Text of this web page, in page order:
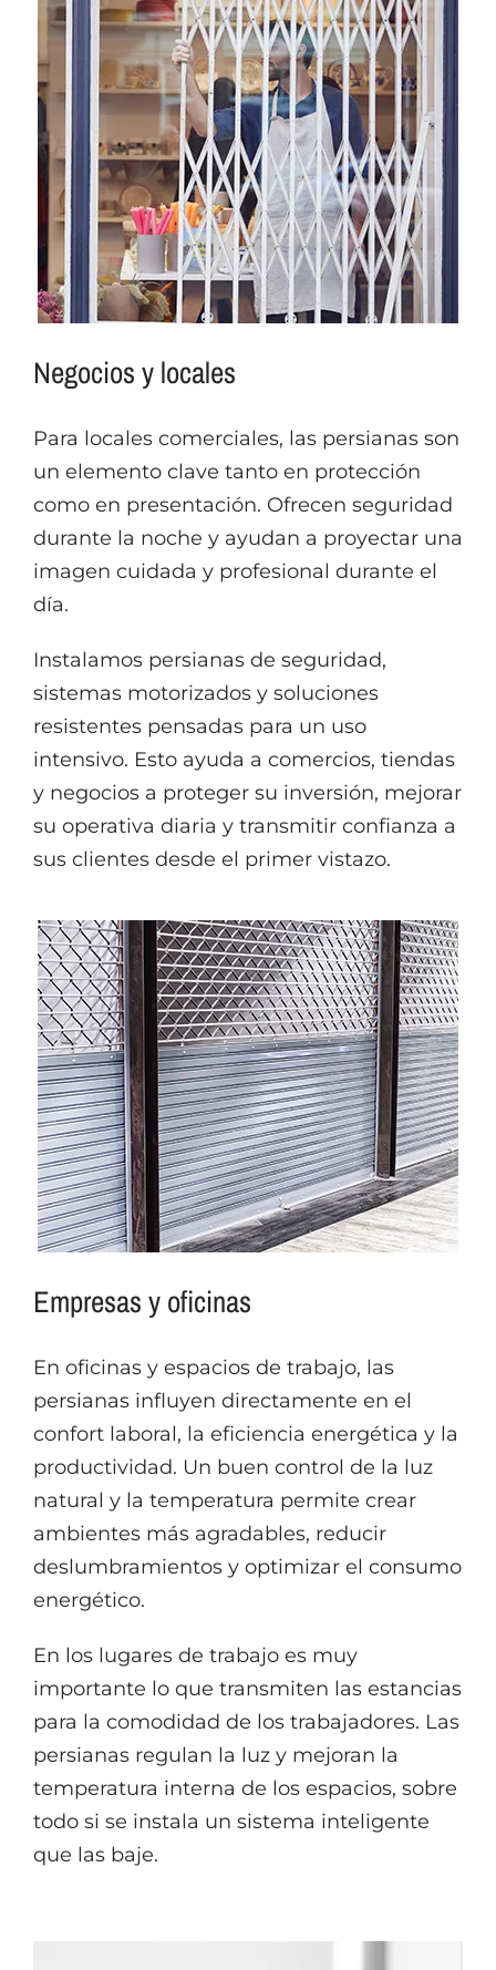
Negocios y locales
Para locales comerciales, las persianas son
un elemento clave tanto en protección
como en presentación. Ofrecen seguridad
durante la noche y ayudan a proyectar una
imagen cuidada y profesional durante el
día.
Instalamos persianas de seguridad,
sistemas motorizados y soluciones
resistentes pensadas para un uso
intensivo. Esto ayuda a comercios, tiendas
y negocios a proteger su inversión, mejorar
su operativa diaria y transmitir confianza a
sus clientes desde el primer vistazo.
Empresas y oficinas
En oficinas y espacios de trabajo, las
persianas influyen directamente en el
confort laboral, la eficiencia energética y la
productividad. Un buen control de la luz
natural y la temperatura permite crear
ambientes más agradables, reducir
deslumbramientos y optimizar el consumo
energético.
En los lugares de trabajo es muy
importante lo que transmiten las estancias
para la comodidad de los trabajadores. Las
persianas regulan la luz y mejoran la
temperatura interna de los espacios, sobre
todo si se instala un sistema inteligente
que las baje.